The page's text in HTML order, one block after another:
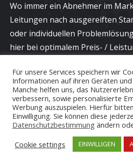
Wo immer ein Abnehmer im
Leitungen nach ausgereiften
oder individuellen
hier bei optimalem Preis- /
neuen Applikationen.
Für unsere Services speichern wir
Informationen auf ihren Geräten
Manche helfen uns, das
verbessern, sowie personalisierte
Werbung auszuspielen. Hierfür
Einwilligung. Sie können diese
Datenschutzbestimmung ändern
Cookie settings
EINWILLIGEN